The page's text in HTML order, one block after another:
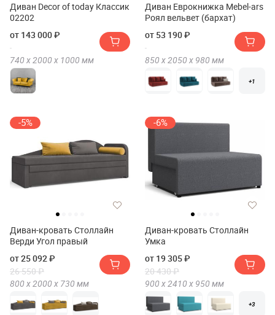
Диван Decor of today Классик
02202
от 143 000 ₽
740 х2000 х 1000 мм
Диван Еврокнижка Mebel-ars
Роял вельвет (бархат)
от 53 190 ₽
850 х2050 х 980 мм
+1
-5%
Диван-кровать Столлайн
Верди Угол правый
от 25 092 ₽
26 550 ₽
800 х2000 х 730 мм
-6%
Диван-кровать Столлайн
Умка
от 19 305 ₽
20 430 ₽
900 х2410 х 950 мм
+3